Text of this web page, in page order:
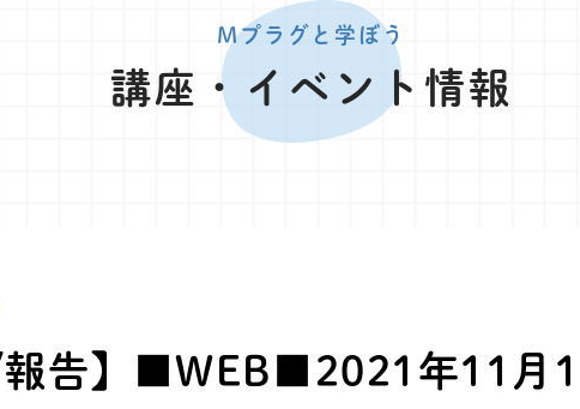
Mプラグと学ぼう
講座・イベント情報
/報告】■WEB■2021年11月